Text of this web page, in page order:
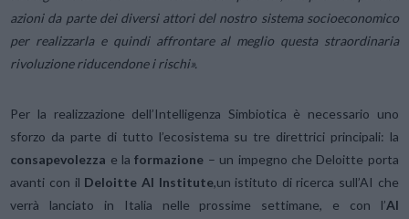
azioni da parte dei diversi attori del nostro sistema socioeconomico
per realizzarla e quindi affrontare al meglio questa straordinaria
rivoluzione riducendone i rischi».
Per la realizzazione dell’Intelligenza Simbiotica è necessario uno
sforzo da parte di tutto l’ecosistema su tre direttrici principali: la
consapevolezza e la formazione – un impegno che Deloitte porta
avanti con il Deloitte AI Institute,un istituto di ricerca sull’AI che
verrà lanciato in Italia nelle prossime settimane, e con l’AI